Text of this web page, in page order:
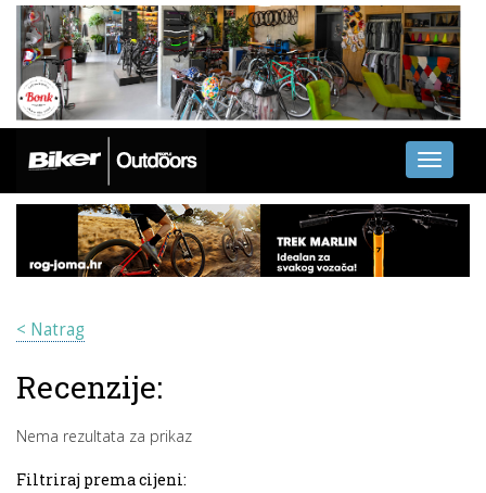
Toggle
< Natrag
Recenzije:
Nema rezultata za prikaz
Filtriraj prema cijeni: